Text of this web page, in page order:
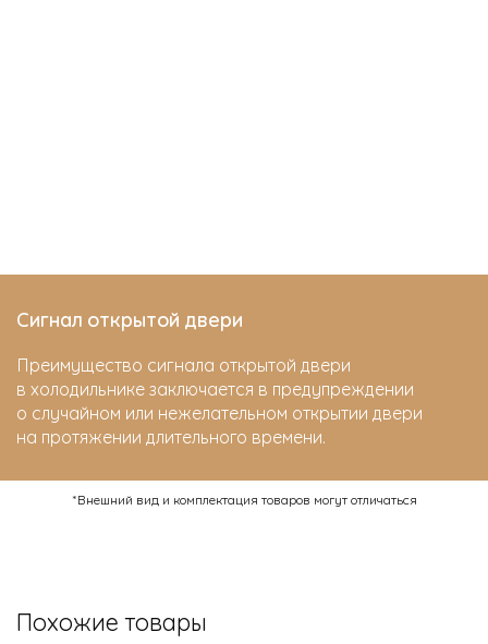
Сигнал открытой двери
Преимущество сигнала открытой двери
в холодильнике заключается в предупреждении
о случайном или нежелательном открытии двери
на протяжении длительного времени.
*Внешний вид и комплектация товаров могут отличаться
Похожие товары